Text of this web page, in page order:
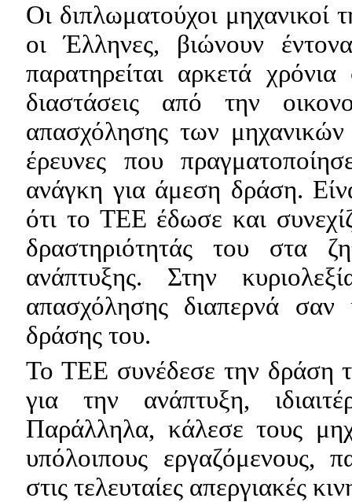
Οι διπλωματούχοι μηχανικοί
οι Έλληνες, βιώνουν
παρατηρείται αρκετά
διαστάσεις από την
απασχόλησης των
έρευνες που
ανάγκη για άμεση δράση.
ότι το ΤΕΕ έδωσε και
δραστηριότητάς του στα
ανάπτυξης. Στην
απασχόλησης διαπερνά
δράσης του.
Το ΤΕΕ συνέδεσε την δράση
για την ανάπτυξη,
Παράλληλα, κάλεσε τους
υπόλοιπους εργαζόμενους,
στις τελευταίες απεργιακές